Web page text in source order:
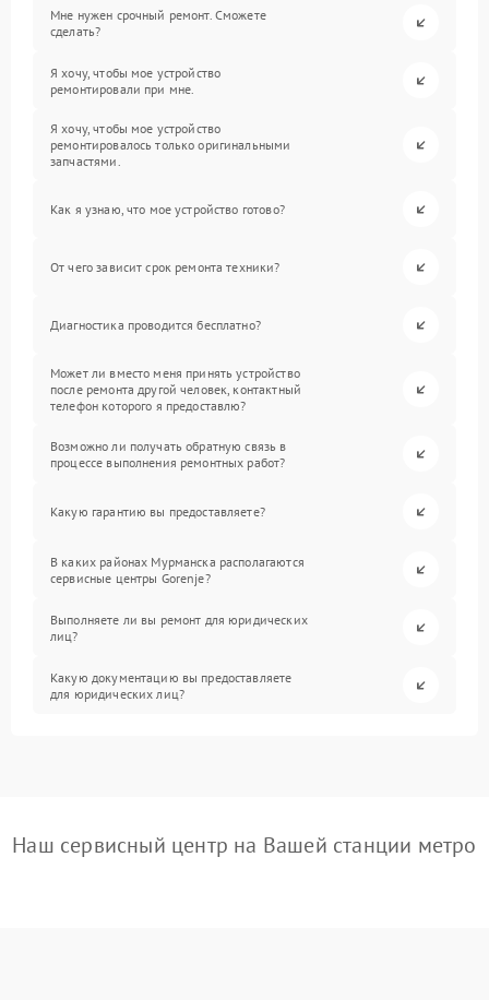
Мне нужен срочный ремонт. Сможете
сделать?
Я хочу, чтобы мое устройство
ремонтировали при мне.
Я хочу, чтобы мое устройство
ремонтировалось только оригинальными
запчастями.
Как я узнаю, что мое устройство готово?
От чего зависит срок ремонта техники?
Диагностика проводится бесплатно?
Может ли вместо меня принять устройство
после ремонта другой человек, контактный
телефон которого я предоставлю?
Возможно ли получать обратную связь в
процессе выполнения ремонтных работ?
Какую гарантию вы предоставляете?
В каких районах Мурманска располагаются
сервисные центры Gorenje?
Выполняете ли вы ремонт для юридических
лиц?
Какую документацию вы предоставляете
для юридических лиц?
Наш сервисный центр на Вашей станции метро